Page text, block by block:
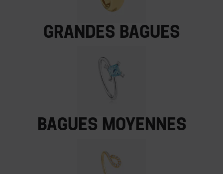
Grandes bagues
Bagues moyennes